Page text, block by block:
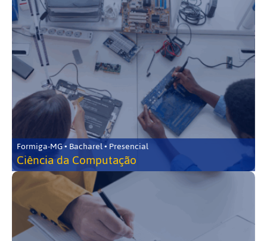
Formiga-MG • Bacharel • Presencial
Ciência da Computação